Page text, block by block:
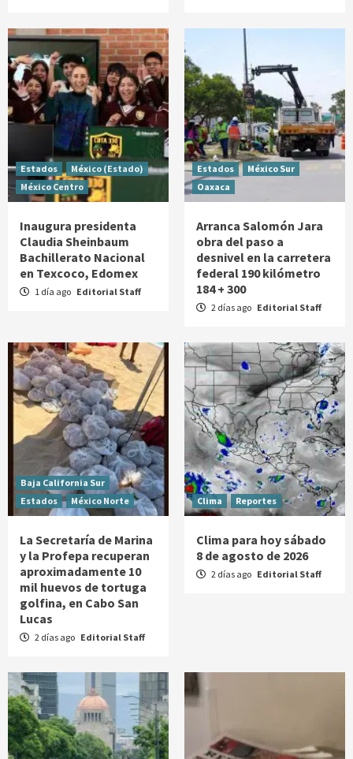
Estados
México (Estado)
México Centro
Inaugura presidenta
Claudia Sheinbaum
Bachillerato Nacional
en Texcoco, Edomex
1 día ago Editorial Staff
Estados
México Sur
Oaxaca
Arranca Salomón Jara
obra del paso a
desnivel en la carretera
federal 190 kilómetro
184 + 300
2 días ago Editorial Staff
Baja California Sur
Estados
México Norte
La Secretaría de Marina
y la Profepa recuperan
aproximadamente 10
mil huevos de tortuga
golfina, en Cabo San
Lucas
2 días ago Editorial Staff
Clima Reportes
Clima para hoy sábado
8 de agosto de 2026
2 días ago Editorial Staff